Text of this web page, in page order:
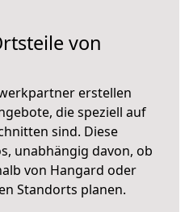
von
erstellen
die speziell auf
sind. Diese
unabhängig davon, ob
von Hangard oder
Standorts planen.